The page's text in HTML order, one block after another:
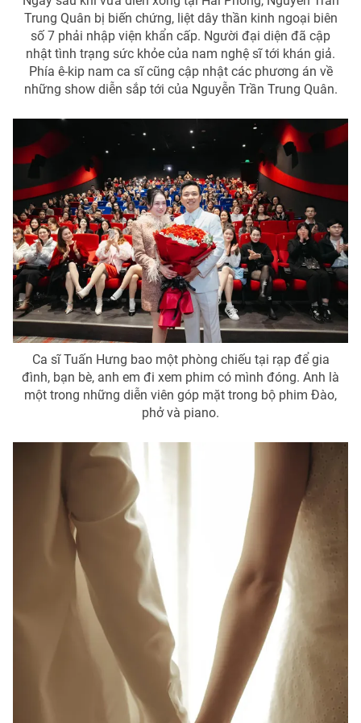
Photo Infographic
Video Shorts video
VTV Money VTV Thể thao
VTV Sức khoẻ Bất động sản
Thị trường 24h Tấm lòng Việt
VTV4 Vươn mình bằng AI
VTV9 VTV8
Liên hệ tòa soạn English
Theo dõi báo trên
Cơ quan chủ quản:
Đài Truyền hình Việt Nam
Cơ quan báo chí:
Thời báo VTV
Giấy phép hoạt động báo in và báo điện tử số 483/GP-BTTTT
cấp ngày 29/12/2023
Vũ Thanh Thủy
Nguyễn Thị Mỹ Hạnh, Phạm Quốc Thắng,
024.38 355 931 - 024.38 355 932
Trung Quân bị biến chứng, liệt dây thần kinh ngoại biên
số 7 phải nhập viện khẩn cấp. Người đại diện đã cập
nhật tình trạng sức khỏe của nam nghệ sĩ tới khán giả.
Phía ê-kip nam ca sĩ cũng cập nhật các phương án về
những show diễn sắp tới của Nguyễn Trần Trung Quân.
Ca sĩ Tuấn Hưng bao một phòng chiếu tại rạp để gia
đình, bạn bè, anh em đi xem phim có mình đóng. Anh là
một trong những diễn viên góp mặt trong bộ phim Đào,
phở và piano.